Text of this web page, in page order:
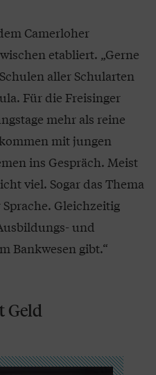
Camerloher
etabliert. „Gerne
aller Schularten
Für die Freisinger
mehr als reine
mit jungen
ins Gespräch. Meist
viel. Sogar das Thema
Gleichzeitig
und
Bankwesen gibt.“
Geld